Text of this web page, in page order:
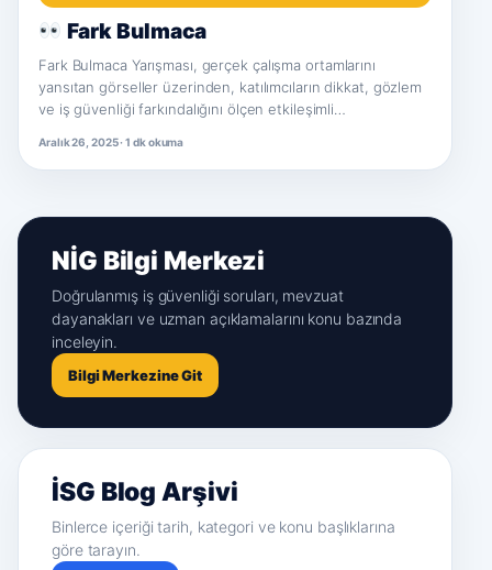
Fark Bulmaca
Fark Bulmaca Yarışması, gerçek çalışma ortamlarını
yansıtan görseller üzerinden, katılımcıların dikkat, gözlem
ve iş güvenliği farkındalığını ölçen etkileşimli…
Aralık 26, 2025 · 1 dk okuma
NİG Bilgi Merkezi
Doğrulanmış iş güvenliği soruları, mevzuat
dayanakları ve uzman açıklamalarını konu bazında
inceleyin.
Bilgi Merkezine Git
İSG Blog Arşivi
Binlerce içeriği tarih, kategori ve konu başlıklarına
göre tarayın.